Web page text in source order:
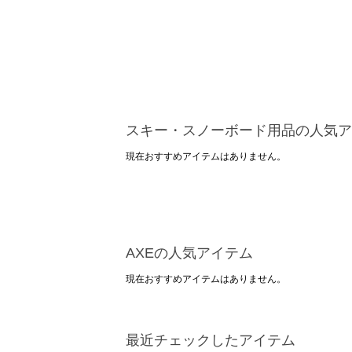
スキー・スノーボード用品の人気
現在おすすめアイテムはありません。
AXEの人気アイテム
現在おすすめアイテムはありません。
最近チェックしたアイテム